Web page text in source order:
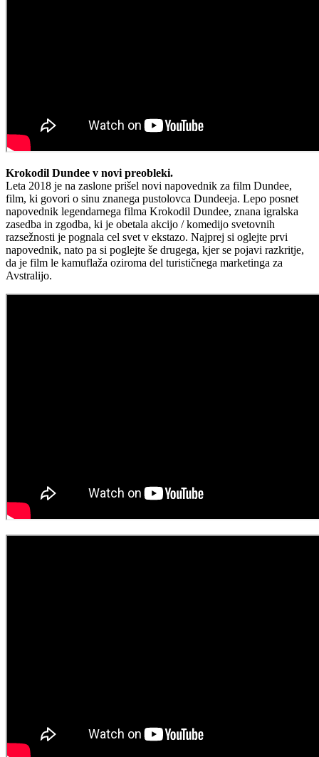
Krokodil Dundee v novi preobleki.
Leta 2018 je na zaslone prišel novi napovednik za film Dundee,
film, ki govori o sinu znanega pustolovca Dundeeja. Lepo posnet
napovednik legendarnega filma Krokodil Dundee, znana igralska
zasedba in zgodba, ki je obetala akcijo / komedijo svetovnih
razsežnosti je pognala cel svet v ekstazo. Najprej si oglejte prvi
napovednik, nato pa si poglejte še drugega, kjer se pojavi razkritje,
da je film le kamuflaža oziroma del turističnega marketinga za
Avstralijo.